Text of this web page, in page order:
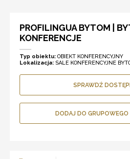
PROFILINGUA BYTOM |
KONFERENCJE
Typ obiektu: OBIEKT KONFERENCYJNY
Lokalizacja: SALE KONFERENCYJNE
SPRAWDŹ
DODAJ DO